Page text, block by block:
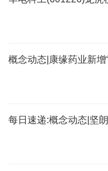
概念动态|康缘药业新增
每日速递:概念动态|坚